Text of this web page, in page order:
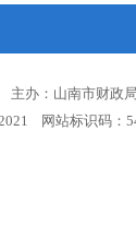
主办：山南市财政
网站标识码：